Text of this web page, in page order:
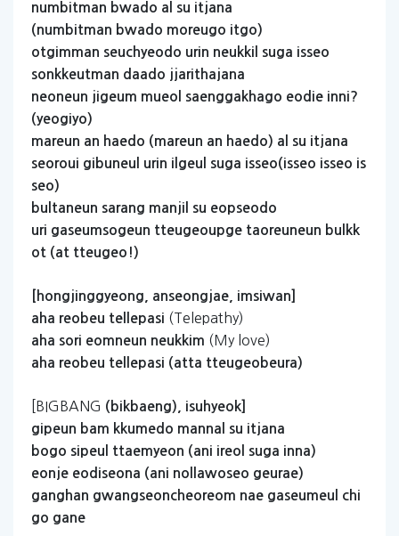
numbitman bwado al su itjana
(numbitman bwado moreugo itgo)
otgimman seuchyeodo urin neukkil suga isseo
sonkkeutman daado jjarithajana
neoneun jigeum mueol saenggakhago eodie inni?
(yeogiyo)
mareun an haedo (mareun an haedo) al su itjana
seoroui gibuneul urin ilgeul suga isseo(isseo isseo is
seo)
bultaneun sarang manjil su eopseodo
uri gaseumsogeun tteugeoupge taoreuneun bulkk
ot (at tteugeo!)
[hongjinggyeong, anseongjae,
imsiwan]
aha reobeu tellepasi (Telepathy)
aha sori eomneun neukkim (My love)
aha reobeu tellepasi (atta tteugeobeura)
[BIGBANG (bikbaeng),
isuhyeok]
gipeun bam kkumedo mannal su itjana
bogo sipeul ttaemyeon (ani ireol suga inna)
eonje eodiseona (ani nollawoseo geurae)
ganghan gwangseoncheoreom nae gaseumeul
chi
go gane